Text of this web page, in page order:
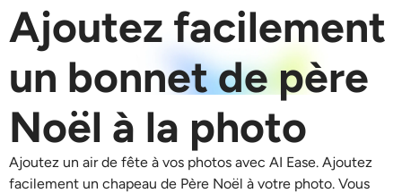
Texte en vidéo
De l’image à la vidéo
Effets vidéo
Générateur de baisers IA
Effets vidéo
Image IA
Image vers image
Texte en image
Outils d’IA
Éditeur et créateur de photos
Prisée
Ajoutez facilement
un bonnet de père
Noël à la photo
Ajoutez un air de fête à vos photos avec AI Ease. Ajoutez
facilement un chapeau de Père Noël à votre photo. Vous